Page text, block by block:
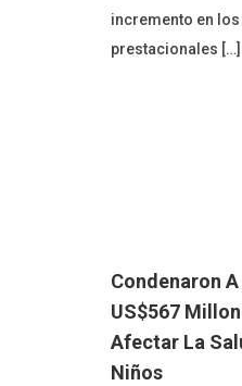
incremento en
prestacionales […]
Condenaron
US$567
Afectar La
Niños